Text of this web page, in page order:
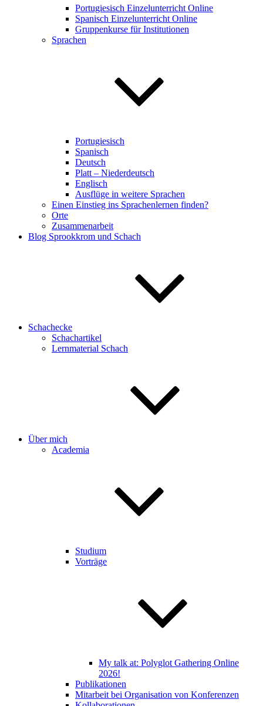
Portugiesisch Einzelunterricht Online
Spanisch Einzelunterricht Online
Gruppenkurse für Institutionen
Sprachen
Portugiesisch
Spanisch
Deutsch
Platt – Niederdeutsch
Englisch
Ausflüge in weitere Sprachen
Einen Einstieg ins Sprachenlernen finden?
Orte
Zusammenarbeit
Blog Sprookkrom und Schach
Schachecke
Schachartikel
Lernmaterial Schach
Über mich
Academia
Studium
Vorträge
My talk at: Polyglot Gathering Online
2026!
Publikationen
Mitarbeit bei Organisation von Konferenzen